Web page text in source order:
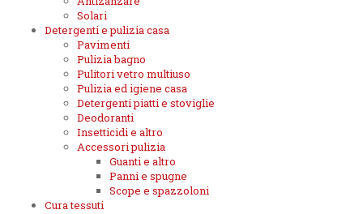
Solari
Detergenti e pulizia casa
Pavimenti
Pulizia bagno
Pulitori vetro multiuso
Pulizia ed igiene casa
Detergenti piatti e stoviglie
Deodoranti
Insetticidi e altro
Accessori pulizia
Guanti e altro
Panni e spugne
Scope e spazzoloni
Cura tessuti